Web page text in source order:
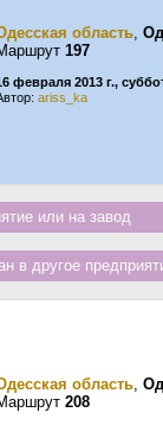
область,
197
февраля 2013 г.,
ariss_ka
или на завод
в другое
область,
208